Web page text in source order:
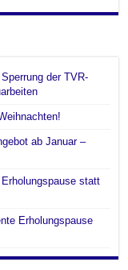
der TVR-
ab Januar –
statt
Erholungspause